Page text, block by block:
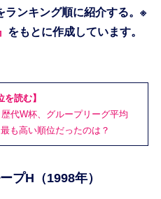
ランキング順に紹介する。※
をもとに作成しています。
を読む】
代W杯、グループリーグ平均
も高い順位だったのは？
プH（1998年）